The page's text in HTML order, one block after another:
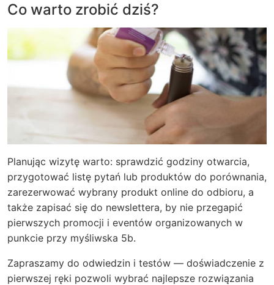
Co warto zrobić dziś?
Planując wizytę warto: sprawdzić godziny otwarcia,
przygotować listę pytań lub produktów do porównania,
zarezerwować wybrany produkt online do odbioru, a
także zapisać się do newslettera, by nie przegapić
pierwszych promocji i eventów organizowanych w
punkcie przy myśliwska 5b.
Zapraszamy do odwiedzin i testów — doświadczenie z
pierwszej ręki pozwoli wybrać najlepsze rozwiązania